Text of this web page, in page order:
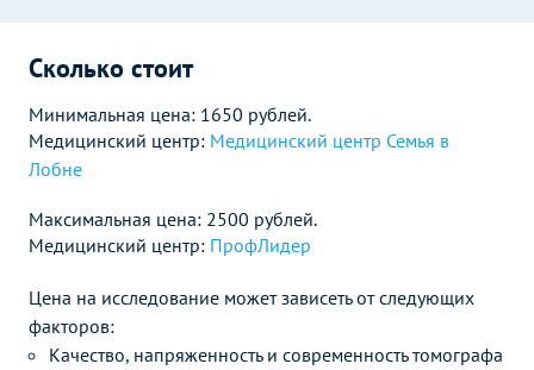
Сколько стоит
Минимальная цена: 1650 рублей.
Медицинский центр: Медицинский центр Семья в
Лобне
Максимальная цена: 2500 рублей.
Медицинский центр: ПрофЛидер
Цена на исследование может зависеть от следующих
факторов:
Качество, напряженность и современность томографа